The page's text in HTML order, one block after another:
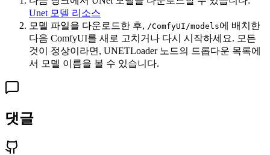
Unet 모델 리소스
모델 파일을 다운로드한 후, /ComfyUI/models에 배치한
다음 ComfyUI를 새로 고치거나 다시 시작하세요. 모든
것이 정상이라면, UNETLoader 노드의 드롭다운 목록에
서 모델 이름을 볼 수 있습니다.
댓글